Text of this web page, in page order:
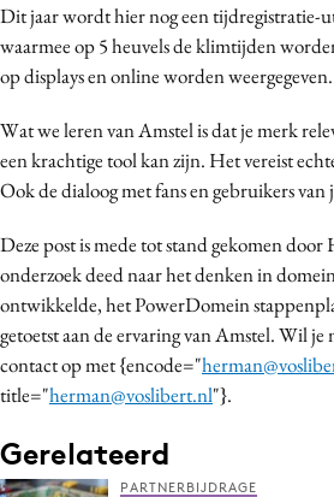
Dit jaar wordt hier nog een tijdregistratie-
waarmee op 5 heuvels de klimtijden
op displays en online worden weergegeven.
Wat we leren van Amstel is dat je merk
een krachtige tool kan zijn. Het vereist
Ook de dialoog met fans en gebruikers van
Deze post is mede tot stand gekomen
onderzoek deed naar het denken in
ontwikkelde, het PowerDomein
getoetst aan de ervaring van Amstel. Wil je
contact op met {encode="
title="herman@voslibert.nl"}.
Gerelateerd
PARTNERBIJDRAGE